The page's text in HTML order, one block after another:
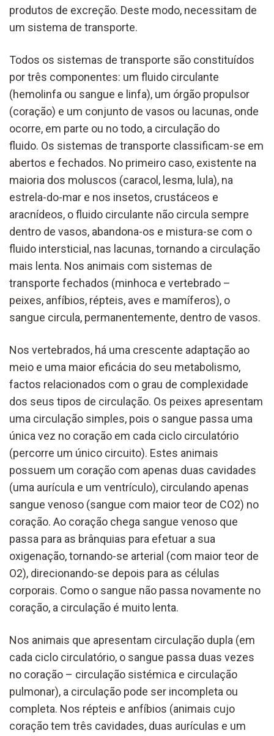
produtos de excreção. Deste modo, necessitam de
um sistema de transporte.
Todos os sistemas de transporte são constituídos
por três componentes: um fluido circulante
(hemolinfa ou sangue e linfa), um órgão propulsor
(coração) e um conjunto de vasos ou lacunas, onde
ocorre, em parte ou no todo, a circulação do
fluido. Os sistemas de transporte classificam-se em
abertos e fechados. No primeiro caso, existente na
maioria dos moluscos (caracol, lesma, lula), na
estrela-do-mar e nos insetos, crustáceos e
aracnídeos, o fluido circulante não circula sempre
dentro de vasos, abandona-os e mistura-se com o
fluido intersticial, nas lacunas, tornando a circulação
mais lenta. Nos animais com sistemas de
transporte fechados (minhoca e vertebrado –
peixes, anfíbios, répteis, aves e mamíferos), o
sangue circula, permanentemente, dentro de vasos.
Nos vertebrados, há uma crescente adaptação ao
meio e uma maior eficácia do seu metabolismo,
factos relacionados com o grau de complexidade
dos seus tipos de circulação. Os peixes apresentam
uma circulação simples, pois o sangue passa uma
única vez no coração em cada ciclo circulatório
(percorre um único circuito). Estes animais
possuem um coração com apenas duas cavidades
(uma aurícula e um ventrículo), circulando apenas
sangue venoso (sangue com maior teor de CO2) no
coração. Ao coração chega sangue venoso que
passa para as brânquias para efetuar a sua
oxigenação, tornando-se arterial (com maior teor de
O2), direcionando-se depois para as células
corporais. Como o sangue não passa novamente no
coração, a circulação é muito lenta.
Nos animais que apresentam circulação dupla (em
cada ciclo circulatório, o sangue passa duas vezes
no coração – circulação sistémica e circulação
pulmonar), a circulação pode ser incompleta ou
completa. Nos répteis e anfíbios (animais cujo
coração tem três cavidades, duas aurículas e um